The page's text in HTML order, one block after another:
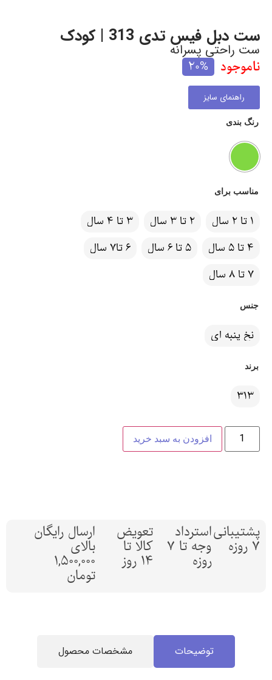
ست دبل فیس تدی 313 | کودک
ست راحتی پسرانه
ناموجود 20%
راهنمای سایز
رنگ بندی
مناسب برای
1 تا 2 سال 2 تا 3 سال
3 تا 4 سال
4 تا 5 سال
5 تا 6 سال
6 تا7 سال
7 تا 8 سال
جنس
نخ پنبه ای
برند
313
افزودن به سبد خرید
پشتیبانی
7 روزه
استرداد
وجه تا 7
روزه
تعویض
کالا تا
14 روز
ارسال رایگان
بالای
1,500,000
تومان
توضیحات مشخصات محصول